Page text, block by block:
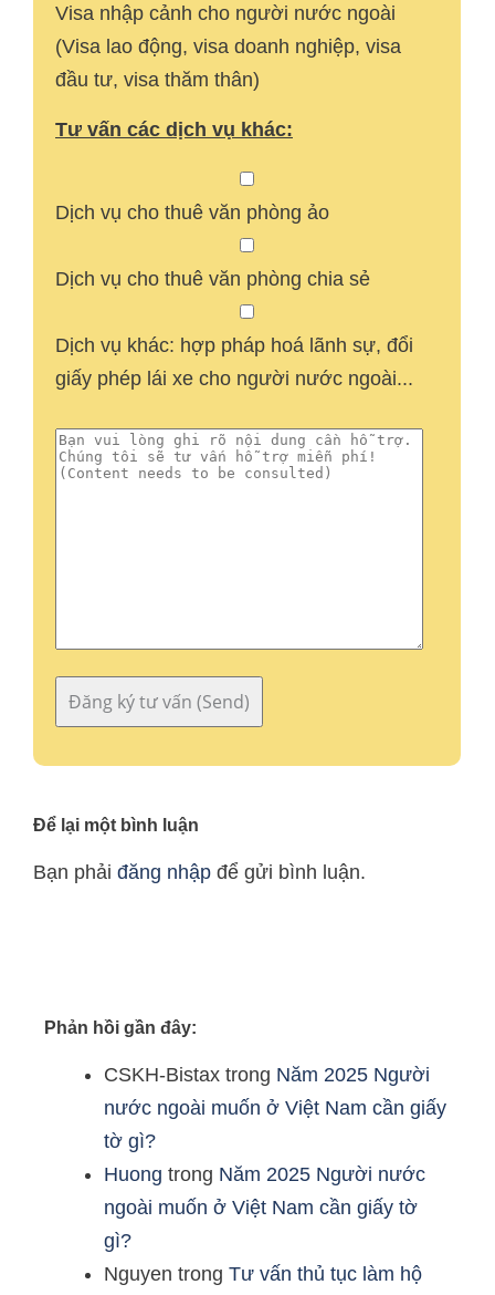
Visa nhập cảnh cho người nước ngoài
(Visa lao động, visa doanh nghiệp, visa
đầu tư, visa thăm thân)
Tư vấn các dịch vụ khác:
Dịch vụ cho thuê văn phòng ảo
Dịch vụ cho thuê văn phòng chia sẻ
Dịch vụ khác: hợp pháp hoá lãnh sự, đổi
giấy phép lái xe cho người nước ngoài...
Để lại một bình luận
Bạn phải đăng nhập để gửi bình luận.
Phản hồi gần đây:
CSKH-Bistax trong Năm 2025 Người
nước ngoài muốn ở Việt Nam cần giấy
tờ gì?
Huong trong Năm 2025 Người nước
ngoài muốn ở Việt Nam cần giấy tờ
gì?
Nguyen trong Tư vấn thủ tục làm hộ